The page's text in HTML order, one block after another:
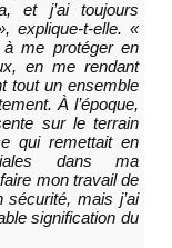
et j’ai toujours
explique-t-elle. «
me protéger en
en me rendant
tout un ensemble
À l’époque,
sur le terrain
qui remettait en
dans ma
mon travail de
mais j’ai
signification du